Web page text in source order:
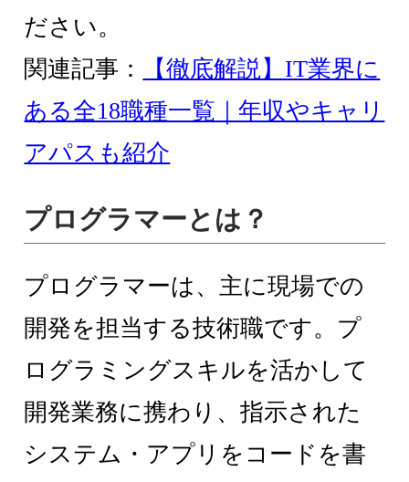
ださい。
関連記事：
【徹底解説】IT業界に
ある全18職種一覧｜年収やキャリ
アパスも紹介
プログラマーとは？
プログラマーは、主に現場での
開発を担当する技術職です。プ
ログラミングスキルを活かして
開発業務に携わり、指示された
システム・アプリをコードを書